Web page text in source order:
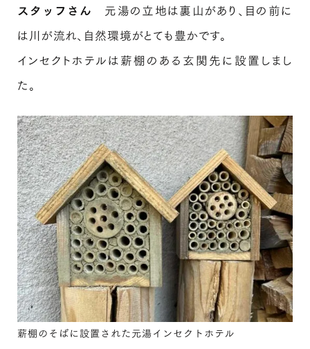
スタッフさん
元湯の立地は裏山があり、目の前に
は川が流れ、自然環境がとても豊かです。
インセクトホテルは薪棚のある玄関先に設置しまし
た。
薪棚のそばに設置された元湯インセクトホテル